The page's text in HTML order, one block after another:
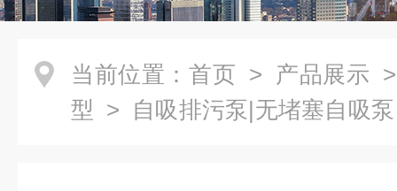
当前位置： 首页 > 产品展示
型 > 自吸排污泵|无堵塞自吸泵